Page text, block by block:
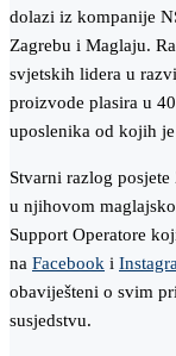
dolazi iz kompanije
Zagrebu i Maglaju.
svjetskih lidera u
proizvode plasira u
uposlenika od kojih
Stvarni razlog
u njihovom
Support Operatore
na Facebook i
obaviješteni o svim
susjedstvu.